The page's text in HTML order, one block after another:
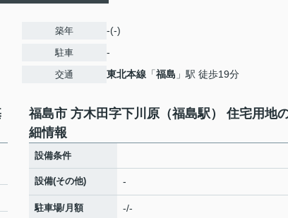
築年 -(-)
駐車 -
交通 東北本線 「福島 」駅 徒歩19分
福島市 方木田字下川原（福島駅） 住宅用地
細情報
設備条件
設備(その他) -
駐車場/月額 -/-